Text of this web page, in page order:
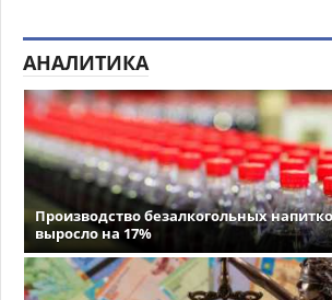
АНАЛИТИКА
Производство безалкогольных
выросло на 17%